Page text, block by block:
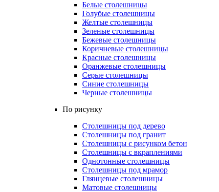
Белые столешницы
Голубые столешницы
Желтые столешницы
Зеленые столешницы
Бежевые столешницы
Коричневые столешницы
Красные столешницы
Оранжевые столешницы
Серые столешницы
Синие столешницы
Черные столешницы
По рисунку
Столешницы под дерево
Столешницы под гранит
Столешницы с рисунком бетон
Столешницы с вкраплениями
Однотонные столешницы
Столешницы под мрамор
Глянцевые столешницы
Матовые столешницы